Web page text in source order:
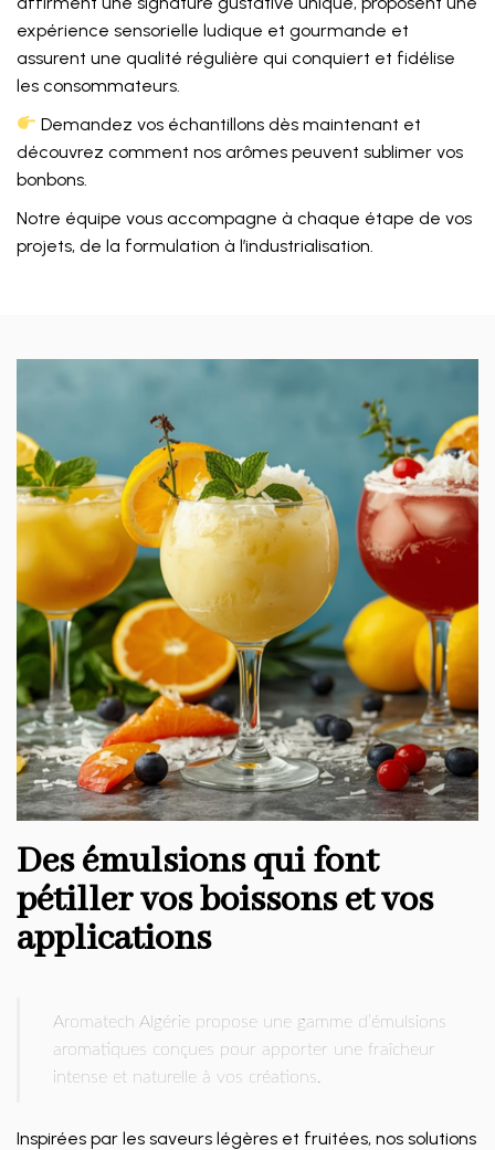
expérience sensorielle ludique et gourmande et
assurent une qualité régulière qui conquiert et fidélise
les consommateurs.
Demandez vos échantillons dès maintenant et
découvrez comment nos arômes peuvent sublimer vos
bonbons.
Notre équipe vous accompagne à chaque étape de vos
projets, de la formulation à l’industrialisation.
Des émulsions qui font
pétiller vos boissons et vos
applications
Aromatech Algérie propose une gamme d’émulsions
aromatiques conçues pour apporter une fraîcheur
intense et naturelle à vos créations.
Inspirées par les saveurs légères et fruitées, nos solutions